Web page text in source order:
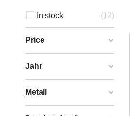
In stock 12
Price
Jahr
Metall